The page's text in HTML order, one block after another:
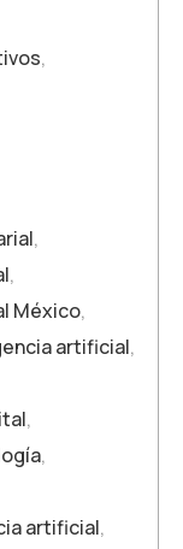
,
,
,
México,
artificial,
,
,
artificial,